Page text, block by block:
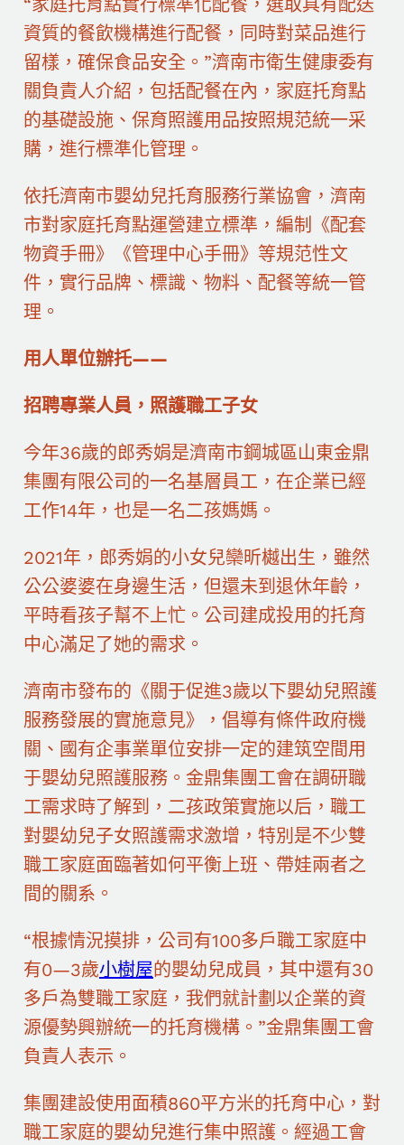
資質的餐飲機構進行配餐，同時對菜品進行
留樣，確保食品安全。”濟南市衛生健康委有
關負責人介紹，包括配餐在內，家庭托育點
的基礎設施、保育照護用品按照規范統一采
購，進行標準化管理。
依托濟南市嬰幼兒托育服務行業協會，濟南
市對家庭托育點運營建立標準，編制《配套
物資手冊》《管理中心手冊》等規范性文
件，實行品牌、標識、物料、配餐等統一管
理。
用人單位辦托——
招聘專業人員，照護職工子女
今年36歲的郎秀娟是濟南市鋼城區山東金鼎
集團有限公司的一名基層員工，在企業已經
工作14年，也是一名二孩媽媽。
2021年，郎秀娟的小女兒欒昕樾出生，雖然
公公婆婆在身邊生活，但還未到退休年齡，
平時看孩子幫不上忙。公司建成投用的托育
中心滿足了她的需求。
濟南市發布的《關于促進3歲以下嬰幼兒照護
服務發展的實施意見》，倡導有條件政府機
關、國有企事業單位安排一定的建筑空間用
于嬰幼兒照護服務。金鼎集團工會在調研職
工需求時了解到，二孩政策實施以后，職工
對嬰幼兒子女照護需求激增，特別是不少雙
職工家庭面臨著如何平衡上班、帶娃兩者之
間的關系。
“根據情況摸排，公司有100多戶職工家庭中
有0—3歲小樹屋的嬰幼兒成員，其中還有30
多戶為雙職工家庭，我們就計劃以企業的資
源優勢興辦統一的托育機構。”金鼎集團工會
負責人表示。
集團建設使用面積860平方米的托育中心，對
職工家庭的嬰幼兒進行集中照護。經過工會